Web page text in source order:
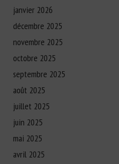
janvier 2026
décembre 2025
novembre 2025
octobre 2025
septembre 2025
août 2025
juillet 2025
juin 2025
mai 2025
avril 2025